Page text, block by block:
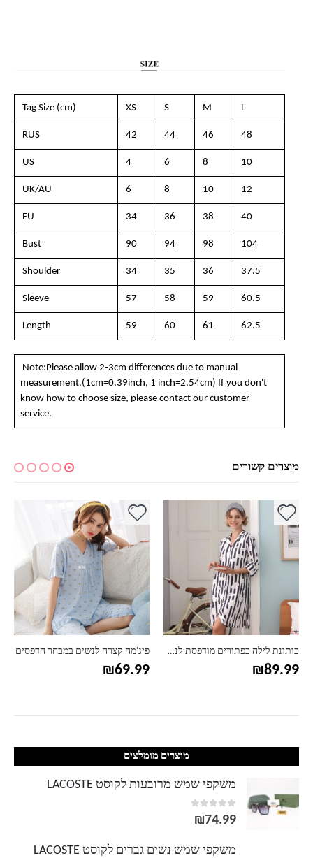
Tag Size (cm) XS S M L
RUS 42 44 46 48
US 4 6 8 10
UK/AU 6 8 10 12
EU 34 36 38 40
Bust 90 94 98 104
Shoulder 34 35 36 37.5
Sleeve 57 58 59 60.5
Length 59 60 61 62.5
Note:Please allow 2-3cm differences due to manual
measurement.(1cm=0.39inch, 1 inch=2.54cm) If you don't
know how to choose size, please contact our customer
service.
מוצרים קשורים
כותונת לילה כפתורים מודפסת לנשים
₪89.99
למוצר זה יש מספר סוגים. ניתן לבחור את האפשרויות בעמוד המוצר
פיג'מה קצרה לנשים במבחר הדפסים
₪69.99
למוצר זה יש מספר סוגים. ניתן לבחור את האפשרויות בעמוד המוצר
מוצרים מומלצים
משקפי שמש מרובעות לקוסט LACOSTE
0
out of 5
₪74.99
משקפי שמש נשים גברים לקוסט LACOSTE